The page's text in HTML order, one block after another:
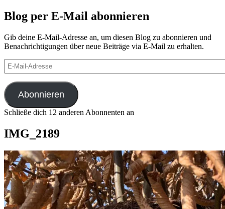
Blog per E-Mail abonnieren
Gib deine E-Mail-Adresse an, um diesen Blog zu abonnieren und
Benachrichtigungen über neue Beiträge via E-Mail zu erhalten.
E-
Mail-
Adresse
Abonnieren
Schließe dich 12 anderen Abonnenten an
IMG_2189